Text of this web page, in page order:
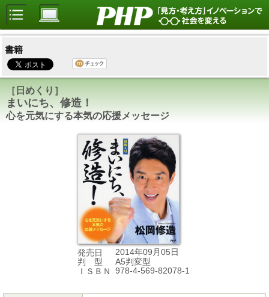
書籍
［日めくり］
まいにち、修造！
心を元気にする本気の応援メッセージ
発売日
2014年09月05日
判 型
A5判変型
ＩＳＢＮ
978-4-569-82078-1